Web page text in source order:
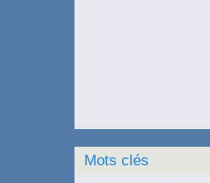
Mots clés